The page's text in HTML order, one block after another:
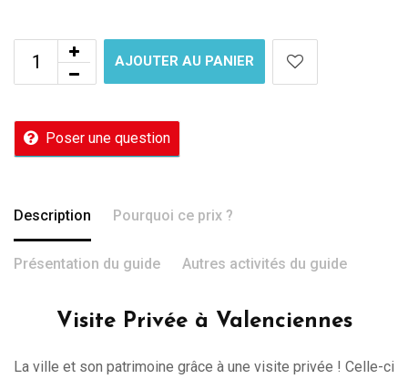
AJOUTER AU PANIER
Poser une question
Description Pourquoi ce prix ?
Présentation du guide Autres activités du guide
Visite Privée à Valenciennes
La ville et son patrimoine grâce à une visite privée ! Celle-ci